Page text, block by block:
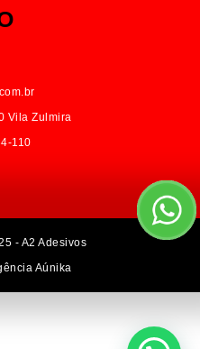
Vila Zulmira
110
- A2 Adesivos
Aúnika